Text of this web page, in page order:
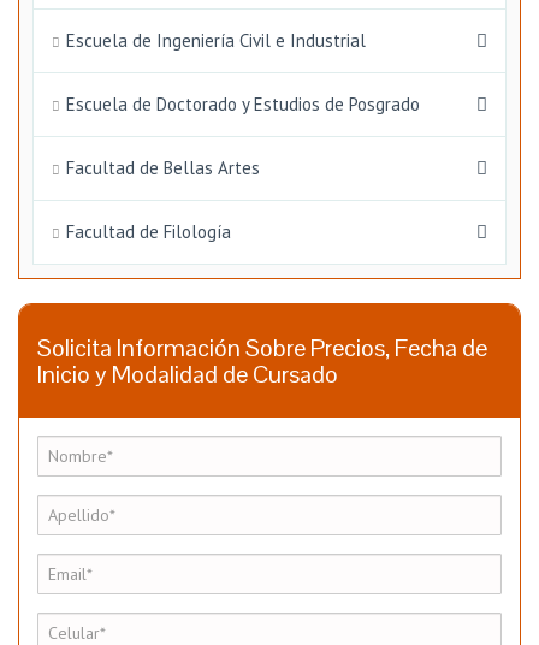
Escuela de Ingeniería Civil e Industrial
Escuela de Doctorado y Estudios de Posgrado
Facultad de Bellas Artes
Facultad de Filología
Solicita Información Sobre Precios, Fecha de
Inicio y Modalidad de Cursado